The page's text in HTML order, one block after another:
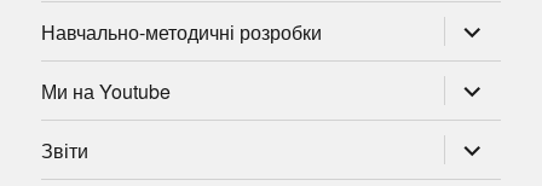
Навчально-методичні розробки
підменю
Ми на Youtube
підменю
Звіти
підменю